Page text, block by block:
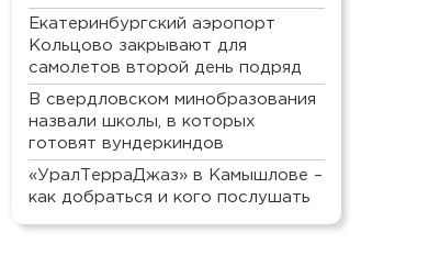
Екатеринбургский аэропорт
Кольцово закрывают для
самолетов второй день подряд
В свердловском минобразования
назвали школы, в которых
готовят вундеркиндов
«УралТерраДжаз» в Камышлове –
как добраться и кого послушать